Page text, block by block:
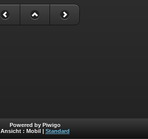
Powered by Piwigo
Ansicht : Mobil Standard